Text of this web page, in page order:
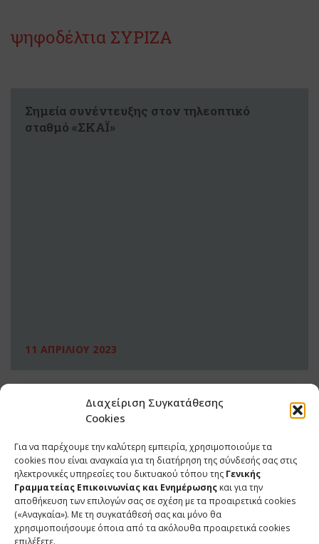
Διαχείριση Συγκατάθεσης
Cookies
Για να παρέχουμε την καλύτερη εμπειρία, χρησιμοποιούμε τα
cookies που είναι αναγκαία για τη διατήρηση της σύνδεσής σας στις
ηλεκτρονικές υπηρεσίες του δικτυακού τόπου της Γενικής
Γραμματείας Επικοινωνίας και Ενημέρωσης και για την
αποθήκευση των επιλογών σας σε σχέση με τα προαιρετικά cookies
(«Αναγκαία»). Με τη συγκατάθεσή σας και μόνο θα
χρησιμοποιήσουμε όποια από τα ακόλουθα προαιρετικά cookies
επιλέξετε.
ψηφοδέλτια ΣΥΡΙΖΑ
Σημεία συνέντευξης στον τηλεοπτικό
σταθμό «ΣΚΑΪ»
11 ΑΠΡΙΛΙΟΥ 2023
ΕΠΙΚΟΙΝΩΝΙΑ